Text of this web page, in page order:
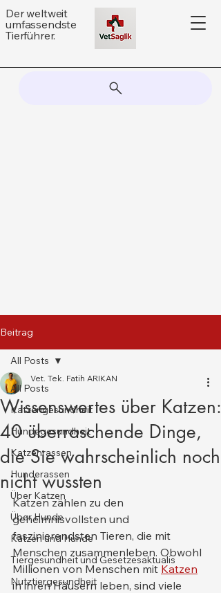
Der weltweit
umfassendste
Tierführer.
Beitrag
All Posts
Katzengesundheit
Hundegesundheit
Katzenrassen
Hunderassen
Über Katzen
Über Hunde
Katzen und Hunde
Tiergesundheit und Gesetzesaktualis
Nutztiergesundheit
All Posts
Wissenswertes über Katzen:
40 überraschende Dinge,
die Sie wahrscheinlich noch
nicht wussten
Vet. Tek. Fatih ARIKAN
Katzen zählen zu den
geheimnisvollsten und
faszinierendsten Tieren, die mit
Menschen zusammenleben. Obwohl
Millionen von Menschen mit Katzen
in ihren Häusern leben, sind viele